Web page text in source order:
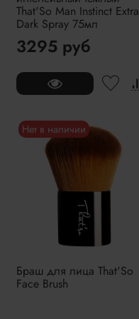
That'So Man Instinct Extra
Dark Spray 75мл
3295 руб
Нет в наличии
Браш для лица That'So
Face Brush